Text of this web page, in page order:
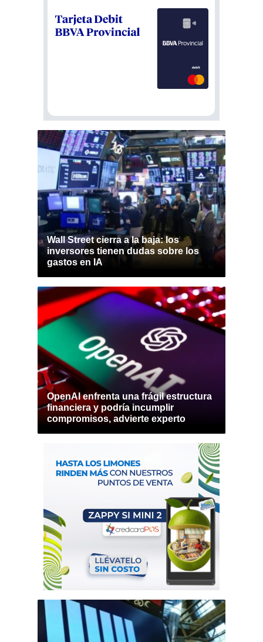
Wall Street cierra a la baja: los
inversores tienen dudas sobre los
gastos en IA
OpenAI enfrenta una frágil estructura
financiera y podría incumplir
compromisos, advierte experto